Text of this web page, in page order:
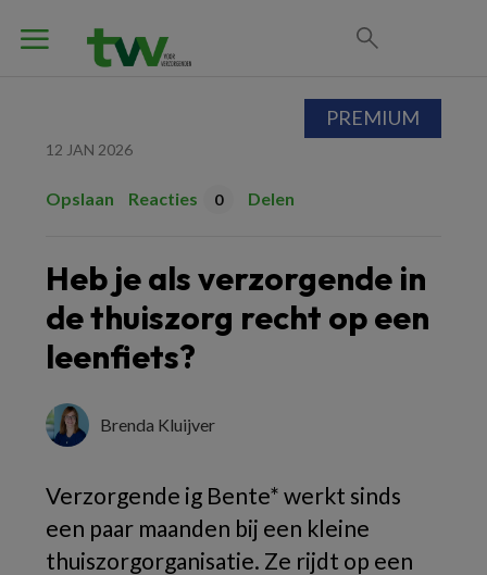
12 JAN 2026
Opslaan Reacties 0 Delen
Heb je als verzorgende in
de thuiszorg recht op een
leenfiets?
Brenda Kluijver
Verzorgende ig Bente* werkt sinds
een paar maanden bij een kleine
thuiszorgorganisatie. Ze rijdt op een
PREMIUM